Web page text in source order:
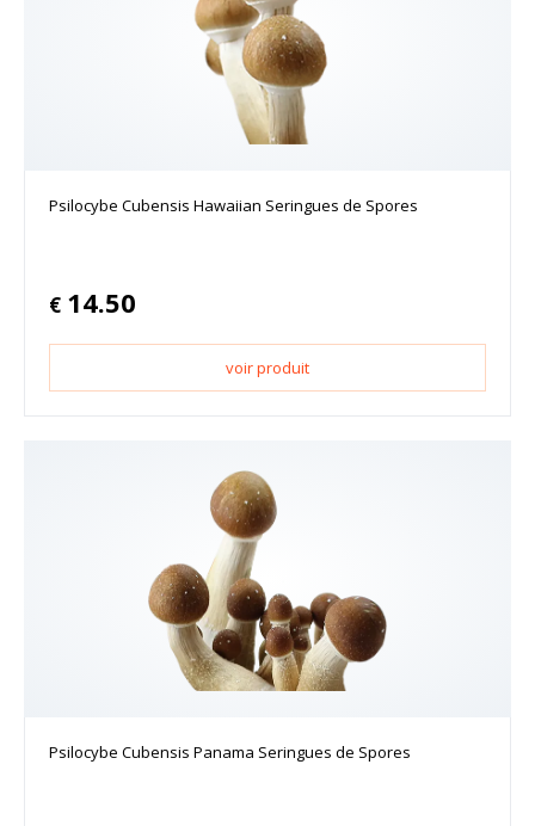
Psilocybe Cubensis Hawaiian Seringues de Spores
€ 14.50
voir produit
Psilocybe Cubensis Panama Seringues de Spores